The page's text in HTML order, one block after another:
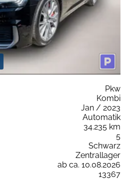
Pkw
Kombi
Jan / 2023
Automatik
34.235 km
5
Schwarz
Zentrallager
ab ca. 10.08.2026
13367